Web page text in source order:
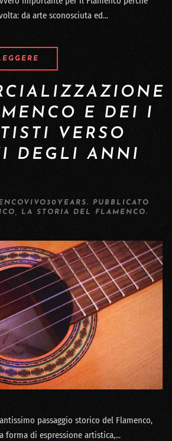
da arte sconosciuta ed...
E DEI I
VERSO
DEGLI ANNI
. PUBBLICATO
LA STORIA DEL FLAMENCO.
passaggio storico del Flamenco,
forma di espressione artistica,...